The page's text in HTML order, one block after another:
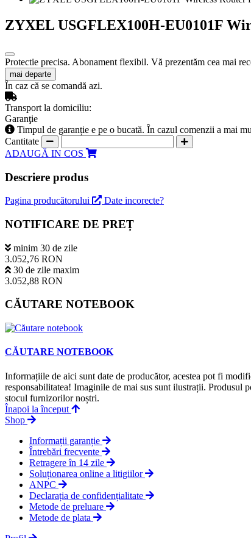
ZYXEL USGFLEX100H-EU0101F
Protectie precisa. Abonament flexibil. Vă prezentăm cea mai
mai departe
În caz că se comandă azi.
Transport la domiciliu:
Garanţie
Timpul de garanție e pe o bucată. În cazul comenzii a mai
Cantitate
ADAUGĂ IN COS
Descriere produs
Pagina producătorului Date incorecte?
NOTIFICARE DE PREȚ
minim 30 de zile
3.052,76 RON
30 de zile maxim
3.052,88 RON
CĂUTARE NOTEBOOK
CĂUTARE NOTEBOOK
Informațiile de aici sunt date de producător, acestea pot fi
responsabilitatea! Imaginile de mai sus sunt ilustrații. Produsul
stocul furnizorilor noștri.
Înapoi la început
Shop
Informații garanție
Întrebări frecvente
Retragere în 14 zile
Soluționarea online a litigiilor
ANPC
Declarația de confidențialitate
Metode de preluare
Metode de plata